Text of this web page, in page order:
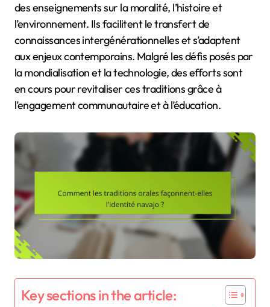
des enseignements sur la moralité, l’histoire et
l’environnement. Ils facilitent le transfert de
connaissances intergénérationnelles et s’adaptent
aux enjeux contemporains. Malgré les défis posés par
la mondialisation et la technologie, des efforts sont
en cours pour revitaliser ces traditions grâce à
l’engagement communautaire et à l’éducation.
Key sections in the article: